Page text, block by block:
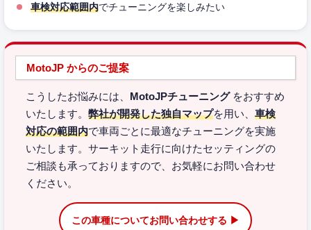
車検対応範囲内でチューニングを楽しみたい
MotoJP からのご提案
こうしたお悩みには、 MotoJPチューニングをおすすめ
いたします。 弊社が開発した独自マップを用い、 車検
対応の範囲内で車両ごとに最適なチューニングを実施
いたします。サーキット走行に向けたセッティングの
ご相談も承っておりますので、お気軽にお問い合わせ
ください。
この車種についてお問い合わせする ▶